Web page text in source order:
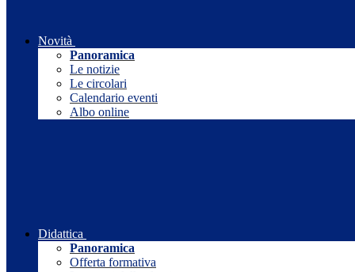
Novità
Panoramica
Le notizie
Le circolari
Calendario eventi
Albo online
Didattica
Panoramica
Offerta formativa